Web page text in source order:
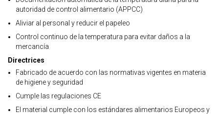
autoridad de control alimentario (APPCC)
Aliviar al personal y reducir el papeleo
Control continuo de la temperatura para evitar daños a la
mercancía
Directrices
Fabricado de acuerdo con las normativas vigentes en materia
de higiene y seguridad
Cumple las regulaciones CE
El material cumple con los estándares alimentarios Europeos y